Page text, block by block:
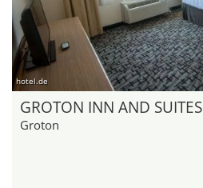
hotel.de
GROTON INN AND SUITES
Groton